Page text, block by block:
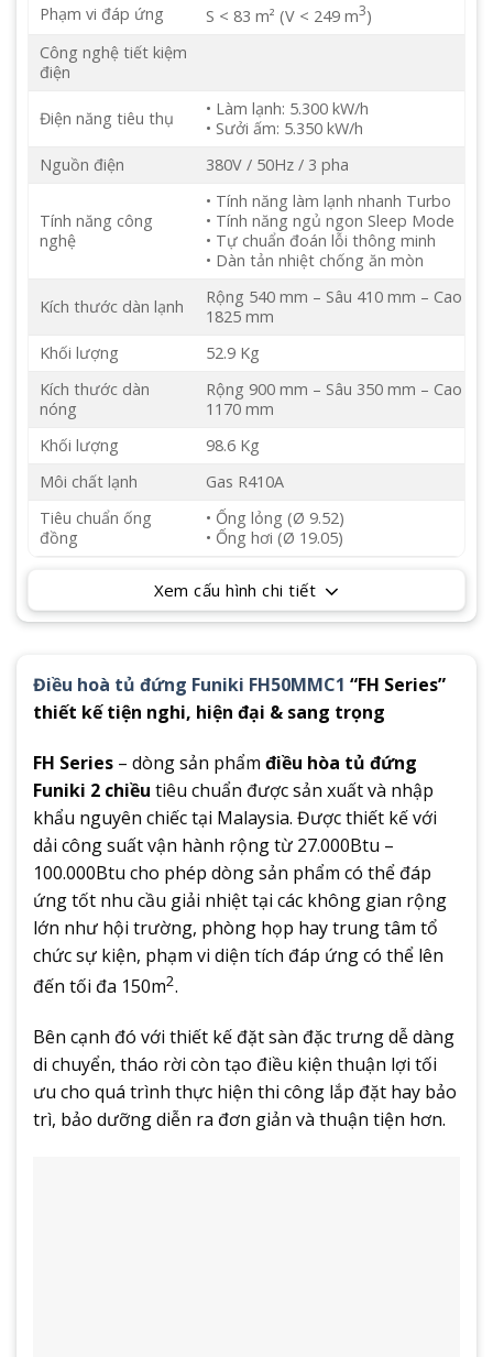
Điều hoà tủ đứng Funiki FH50MMC1 “FH Series”
thiết kế tiện nghi, hiện đại & sang trọng
FH Series – dòng sản phẩm điều hòa tủ đứng
Funiki 2 chiều tiêu chuẩn được sản xuất và nhập
khẩu nguyên chiếc tại Malaysia. Được thiết kế với
dải công suất vận hành rộng từ 27.000Btu –
100.000Btu cho phép dòng sản phẩm có thể đáp
ứng tốt nhu cầu giải nhiệt tại các không gian rộng
lớn như hội trường, phòng họp hay trung tâm tổ
chức sự kiện, phạm vi diện tích đáp ứng có thể lên
đến tối đa 150m2.
Bên cạnh đó với thiết kế đặt sàn đặc trưng dễ dàng
di chuyển, tháo rời còn tạo điều kiện thuận lợi tối
ưu cho quá trình thực hiện thi công lắp đặt hay bảo
trì, bảo dưỡng diễn ra đơn giản và thuận tiện hơn.
Phạm vi đáp ứng
S < 83 m² (V < 249 m3)
Công nghệ tiết kiệm
điện
Điện năng tiêu thụ
• Làm lạnh: 5.300 kW/h
• Sưởi ấm: 5.350 kW/h
Nguồn điện
380V / 50Hz / 3 pha
Tính năng công
nghệ
• Tính năng làm lạnh nhanh Turbo
• Tính năng ngủ ngon Sleep Mode
• Tự chuẩn đoán lỗi thông minh
• Dàn tản nhiệt chống ăn mòn
Kích thước dàn lạnh
Rộng 540 mm – Sâu 410 mm – Cao
1825 mm
Khối lượng
52.9 Kg
Kích thước dàn
nóng
Rộng 900 mm – Sâu 350 mm – Cao
1170 mm
Khối lượng
98.6 Kg
Môi chất lạnh
Gas R410A
Tiêu chuẩn ống
đồng
• Ống lỏng (Ø 9.52)
• Ống hơi (Ø 19.05)
Xem cấu hình chi tiết